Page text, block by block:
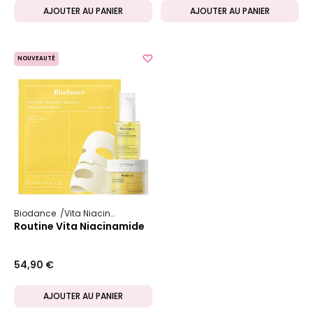
AJOUTER AU PANIER AJOUTER AU PANIER
NOUVEAUTÉ
Biodance Vita Niacinamide
Routine Vita Niacinamide
54,90 €
AJOUTER AU PANIER